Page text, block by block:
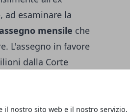
il nostro sito web e il nostro servizio.
ad esaminare la
mensile che
L'assegno in favore
dalla Corte
saprà se dovrà
somma
in costanza di